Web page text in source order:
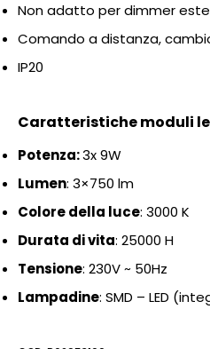
Non adatto per dimmer
Comando a distanza,
IP20
Caratteristiche moduli
Potenza:3x 9W
Lumen: 3×750 lm
Colore della luce: 3000 K
Durata di vita: 25000 H
Tensione: 230V ~ 50Hz
Lampadine: SMD – LED